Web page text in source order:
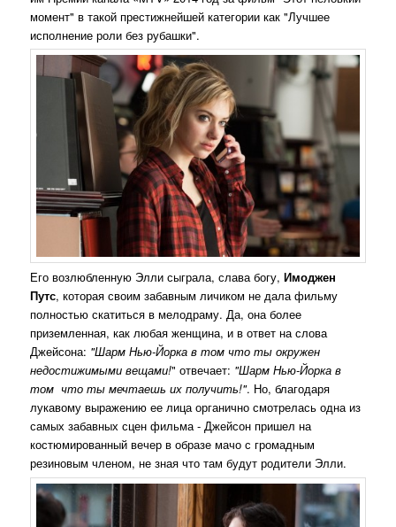
момент" в такой престижнейшей категории как "Лучшее
исполнение роли без рубашки".
Его возлюбленную Элли сыграла, слава богу,Имоджен
Путс, которая своим забавным личиком не дала фильму
полностью скатиться в мелодраму. Да, она более
приземленная, как любая женщина, и в ответ на слова
Джейсона: "Шарм Нью-Йорка в том что ты окружен
недостижимыми вещами!" отвечает: "Шарм Нью-Йорка в
том что ты мечтаешь их получить!". Но, благодаря
лукавому выражению ее лица органично смотрелась одна из
самых забавных сцен фильма - Джейсон пришел на
костюмированный вечер в образе мачо с громадным
резиновым членом, не зная что там будут родители Элли.